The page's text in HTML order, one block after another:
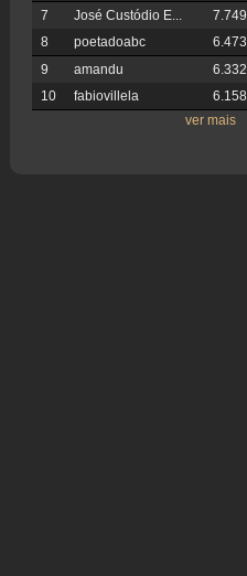
7
José Custódio E...
7.749
8
poetadoabc
6.473
9
amandu
6.332
10
fabiovillela
6.158
ver mais